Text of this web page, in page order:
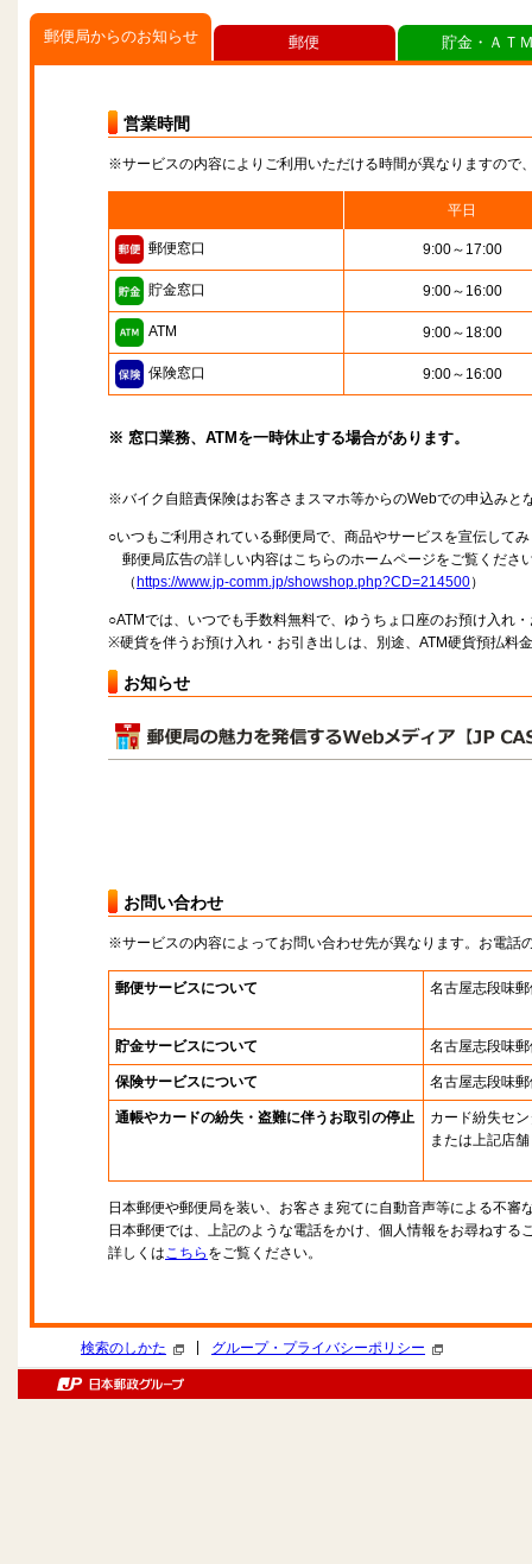
郵便局からのお知らせ
営業時間
※サービスの内容によりご利用いただける時間が異なりますので
平日
郵便窓口 9:00～17:00
貯金窓口 9:00～16:00
ATM 9:00～18:00
保険窓口 9:00～16:00
※ 窓口業務、ATMを一時休止する場合があります。
※バイク自賠責保険はお客さまスマホ等からのWebでの申込みと
○いつもご利用されている郵便局で、商品やサービスを宣伝して
郵便局広告の詳しい内容はこちらのホームページをご覧くださ
（ https://www.jp-comm.jp/showshop.php?CD=214500）
○ATMでは、いつでも手数料無料で、ゆうちょ口座のお預け入れ
※硬貨を伴うお預け入れ・お引き出しは、別途、ATM硬貨預払料
お知らせ
お問い合わせ
※サービスの内容によってお問い合わせ先が異なります。お電話
郵便サービスについて 名古屋志段味
貯金サービスについて 名古屋志段味
保険サービスについて 名古屋志段味
通帳やカードの紛失・盗難に伴うお取引の停止
カード紛失セ
または上記店舗
日本郵便や郵便局を装い、お客さま宛てに自動音声等による不審
日本郵便では、上記のような電話をかけ、個人情報をお尋ねする
詳しくはこちら をご覧ください。
郵便 貯金・ＡＴ
検索のしかた グループ・プライバシーポリシー